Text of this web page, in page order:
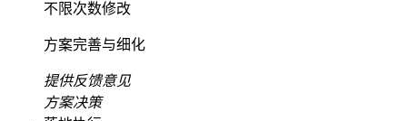
不限次数修改
方案完善与细化
提供反馈意见
方案决策